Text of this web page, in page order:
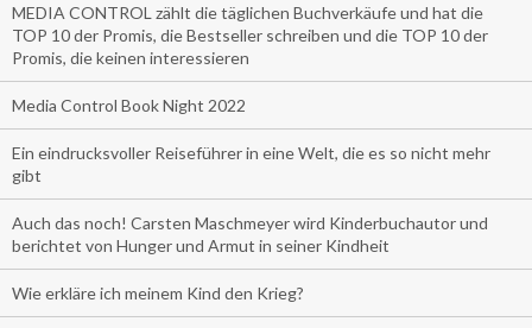
MEDIA CONTROL zählt die täglichen Buchverkäufe und hat die
TOP 10 der Promis, die Bestseller schreiben und die TOP 10 der
Promis, die keinen interessieren
Media Control Book Night 2022
Ein eindrucksvoller Reiseführer in eine Welt, die es so nicht mehr
gibt
Auch das noch! Carsten Maschmeyer wird Kinderbuchautor und
berichtet von Hunger und Armut in seiner Kindheit
Wie erkläre ich meinem Kind den Krieg?